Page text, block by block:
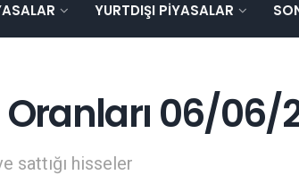
YURTDIŞI PIYASALAR
06/06/
sattığı hisseler